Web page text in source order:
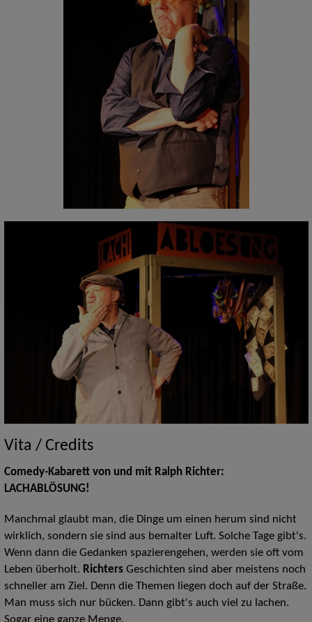
Vita / Credits
Comedy-Kabarett von und mit Ralph Richter:
LACHABLÖSUNG!
Manchmal glaubt man, die Dinge um einen herum sind nicht
wirklich, sondern sie sind aus bemalter Luft. Solche Tage gibt's.
Wenn dann die Gedanken spazierengehen, werden sie oft vom
Leben überholt. RichtersGeschichten sind aber meistens noch
schneller am Ziel. Denn die Themen liegen doch auf der Straße.
Man muss sich nur bücken. Dann gibt's auch viel zu lachen.